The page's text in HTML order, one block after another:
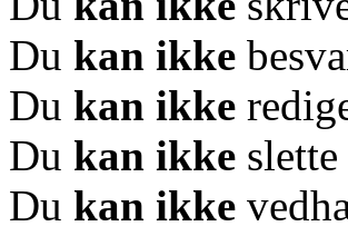
Du kan ikke
Du kan ikke
Du kan ikke
Du kan ikke